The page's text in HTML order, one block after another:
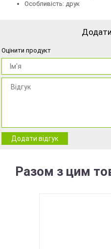
Особливість: друк
Додати
Оцінити продукт
Додати відгук
Разом з цим